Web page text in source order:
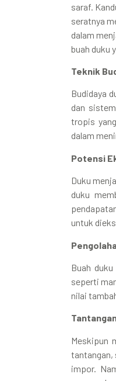
saraf.
seratnya
dalam
buah duku
Teknik
Budidaya
dan
tropis
dalam
Potensi
Duku
duku
untuk
Buah
seperti
nilai
Meskipun
tantangan,
impor.